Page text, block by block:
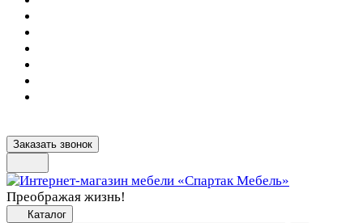
Заказать звонок
Преображая жизнь!
Каталог